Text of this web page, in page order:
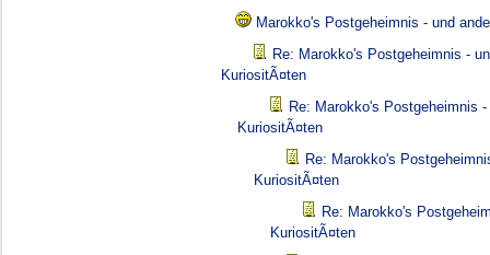
Marokko's Postgeheimnis - und
Re: Marokko's Postgeheimnis -
KuriositÃ¤ten
Re: Marokko's Postgeheimnis -
KuriositÃ¤ten
Re: Marokko's
KuriositÃ¤ten
Re: Marokko's
KuriositÃ¤ten